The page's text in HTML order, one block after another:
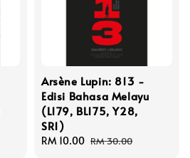
Arsène Lupin: 813 -
Edisi Bahasa Melayu
(L179, BL175, Y28,
SR1)
Sale
RM 10.00 Regular
RM 30.00